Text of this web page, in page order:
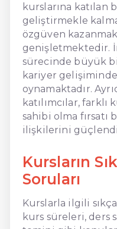
kurslarına
geliştirmekle
özgüven
genişletmektedir.
sürecinde büyük
kariyer
oynamaktadır.
katılımcılar,
sahibi olma fırsatı
ilişkilerini
Kursların
Soruları
Kurslarla ilgili
kurs süreleri, ders